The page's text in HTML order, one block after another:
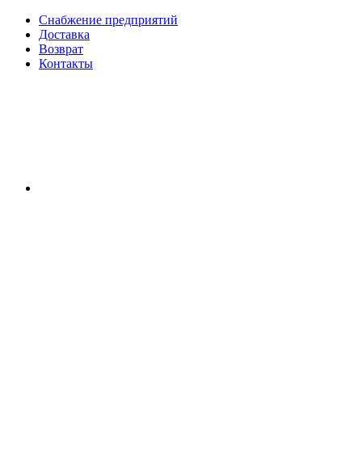
Снабжение предприятий
Доставка
Возврат
Контакты